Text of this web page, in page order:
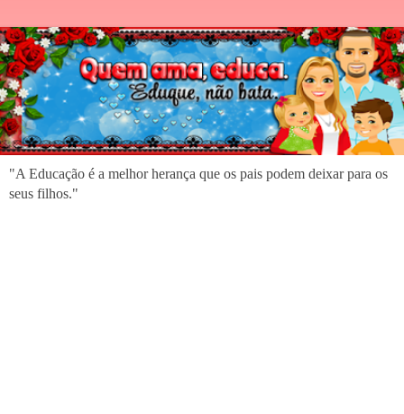
"A Educação é a melhor herança que os pais podem deixar para os
seus filhos."